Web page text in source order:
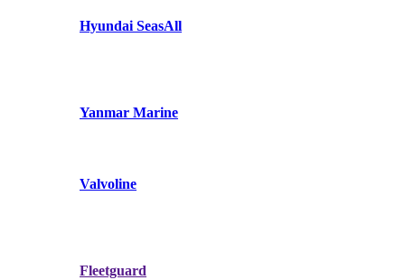
Hyundai SeasAll
Yanmar Marine
Valvoline
Fleetguard